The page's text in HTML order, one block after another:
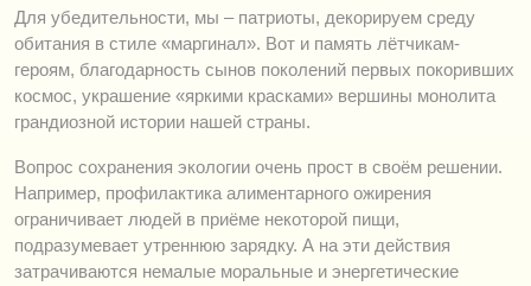
Для убедительности, мы – патриоты, декорируем среду
обитания в стиле «маргинал». Вот и память лётчикам-
героям, благодарность сынов поколений первых покоривших
космос, украшение «яркими красками» вершины монолита
грандиозной истории нашей страны.
Вопрос сохранения экологии очень прост в своём решении.
Например, профилактика алиментарного ожирения
ограничивает людей в приёме некоторой пищи,
подразумевает утреннюю зарядку. А на эти действия
затрачиваются немалые моральные и энергетические